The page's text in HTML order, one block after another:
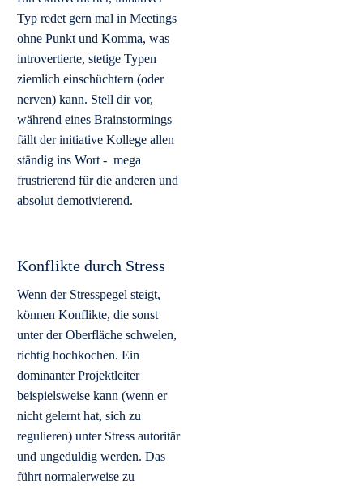
Typ redet gern mal in Meetings
ohne Punkt und Komma, was
introvertierte, stetige Typen
ziemlich einschüchtern (oder
nerven) kann. Stell dir vor,
während eines Brainstormings
fällt der initiative Kollege allen
ständig ins Wort - mega
frustrierend für die anderen und
absolut demotivierend.
Konflikte durch Stress
Wenn der Stresspegel steigt,
können Konflikte, die sonst
unter der Oberfläche schwelen,
richtig hochkochen. Ein
dominanter Projektleiter
beispielsweise kann (wenn er
nicht gelernt hat, sich zu
regulieren) unter Stress autoritär
und ungeduldig werden. Das
führt normalerweise zu